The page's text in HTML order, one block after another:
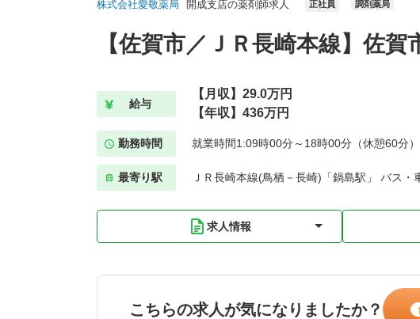
株式会社愛敬薬局 開成支店の薬剤師求人 正社員 調剤薬局
【佐賀市／ＪＲ長崎本線】佐
給与
【月収】29.0万円
【年収】436万円
勤務時間 就業時間1:09時00分～18時00分（休憩60分）
最寄り駅 ＪＲ長崎本線(鳥栖－長崎)「鍋島駅」 バス・
求人情報
こちらの求人が気になりましたか？